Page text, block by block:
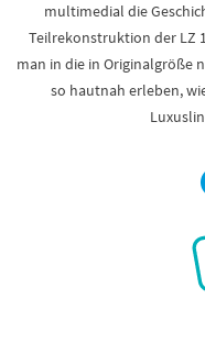
multimedial die
Teilrekonstruktion der LZ
man in die in Originalgröße
so hautnah erleben,